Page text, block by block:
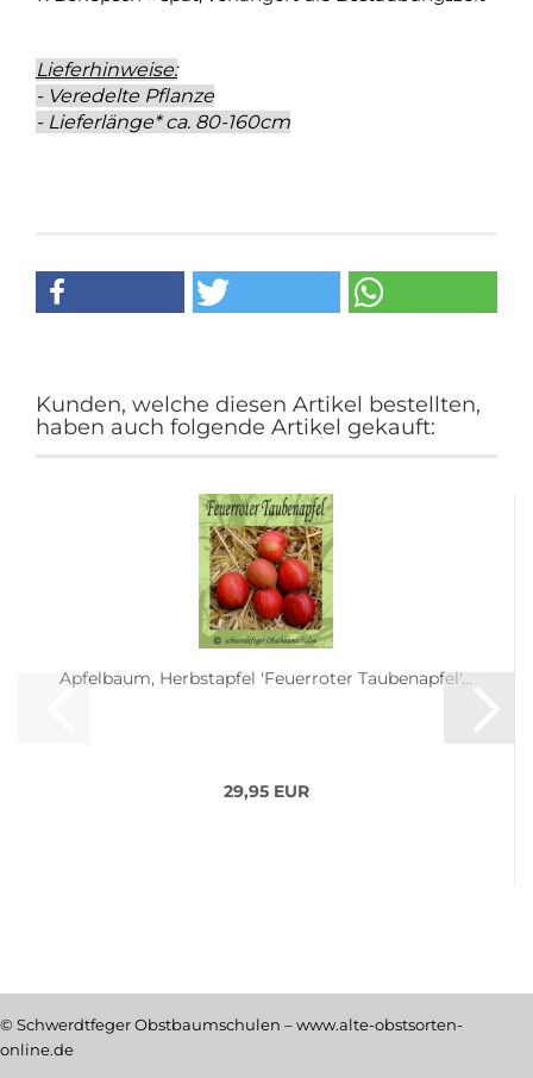
Lieferhinweise:
- Veredelte Pflanze
- Lieferlänge* ca. 80-160cm
Kunden, welche diesen Artikel bestellten,
haben auch folgende Artikel gekauft:
Apfelbaum, Herbstapfel 'Feuerroter Taubenapfel'...
29,95 EUR
© Schwerdtfeger Obstbaumschulen – www.alte-obstsorten-
online.de